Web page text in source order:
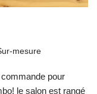
mesure
pour
le salon est rangé